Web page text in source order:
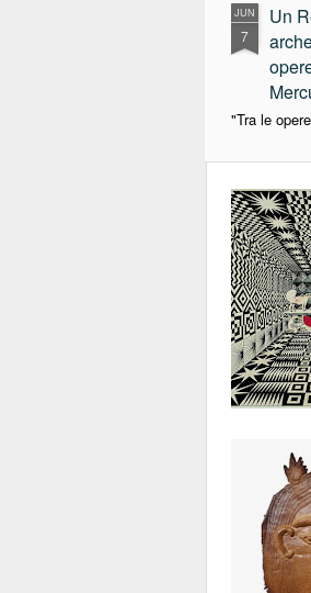
JUN
7
Un
"Tra le
Reperto
in un'unica
nuclei
poetica: la
quotidiano,
paradosso.